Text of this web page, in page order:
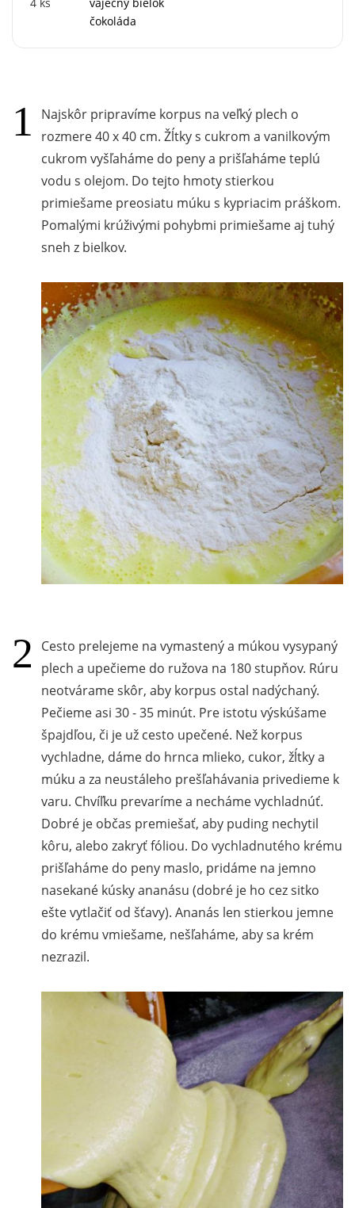
čokoláda
Najskôr pripravíme korpus na veľký plech o
rozmere 40 x 40 cm. Žĺtky s cukrom a vanilkovým
cukrom vyšľaháme do peny a prišľaháme teplú
vodu s olejom. Do tejto hmoty stierkou
primiešame preosiatu múku s kypriacim práškom.
Pomalými krúživými pohybmi primiešame aj tuhý
sneh z bielkov.
Cesto prelejeme na vymastený a múkou vysypaný
plech a upečieme do ružova na 180 stupňov. Rúru
neotvárame skôr, aby korpus ostal nadýchaný.
Pečieme asi 30 - 35 minút. Pre istotu výskúšame
špajdľou, či je už cesto upečené. Než korpus
vychladne, dáme do hrnca mlieko, cukor, žĺtky a
múku a za neustáleho prešľahávania privedieme k
varu. Chvíľku prevaríme a necháme vychladnúť.
Dobré je občas premiešať, aby puding nechytil
kôru, alebo zakryť fóliou. Do vychladnutého krému
prišľaháme do peny maslo, pridáme na jemno
nasekané kúsky ananásu (dobré je ho cez sitko
ešte vytlačiť od šťavy). Ananás len stierkou jemne
do krému vmiešame, nešľaháme, aby sa krém
nezrazil.